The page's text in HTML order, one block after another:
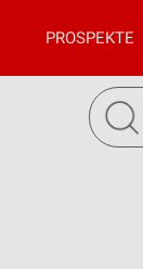
PROSPEKTE